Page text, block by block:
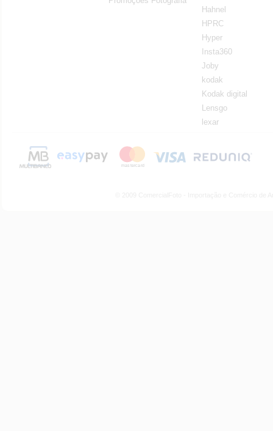
Hahnel
HPRC
Hyper
Insta360
Joby
kodak
Kodak digital
Lensgo
lexar